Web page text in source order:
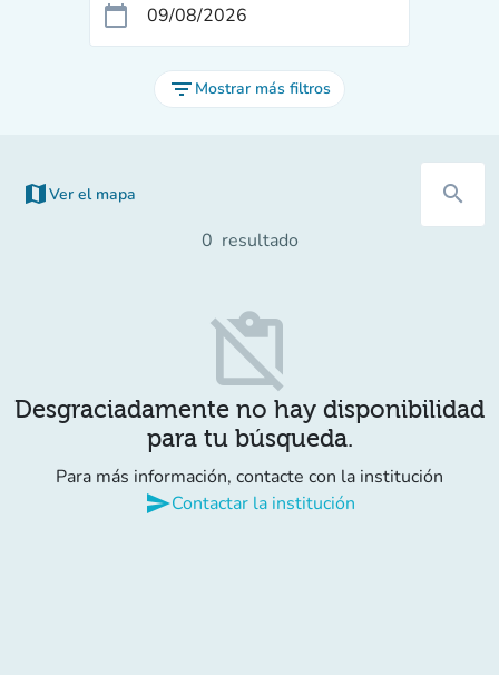
calendar_today
filter_list Mostrar más filtros
map Ver el mapa search
0 resultado
content_paste_off
Desgraciadamente no hay disponibilidad
para tu búsqueda.
Para más información, contacte con la institución
sendContactar la institución